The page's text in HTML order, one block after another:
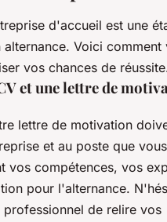
d'accueil est une
Voici comment
vos chances de
et une lettre de
lettre de motivation
et au poste que
vos compétences, vos
pour l'alternance.
professionnel de relire vos